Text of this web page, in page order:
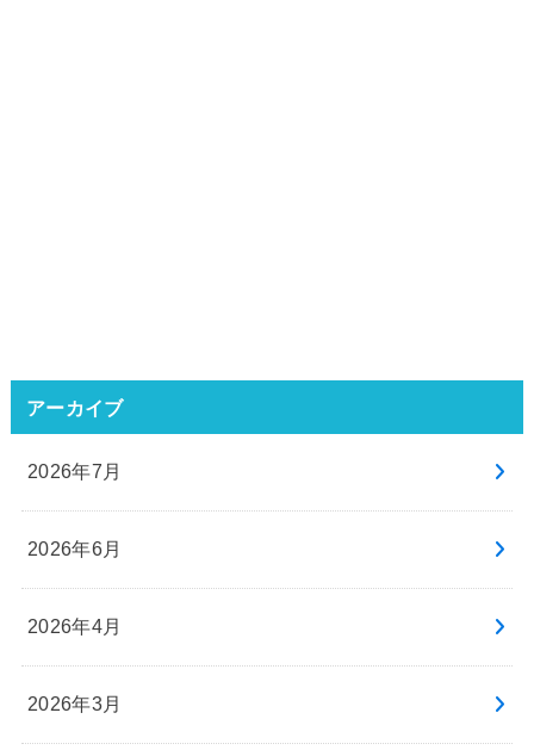
アーカイブ
2026年7月
2026年6月
2026年4月
2026年3月